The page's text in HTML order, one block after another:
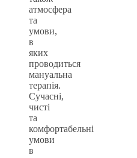
атмосфера
та
умови,
в
яких
проводиться
мануальна
терапія.
Сучасні,
чисті
та
комфортабельні
умови
в